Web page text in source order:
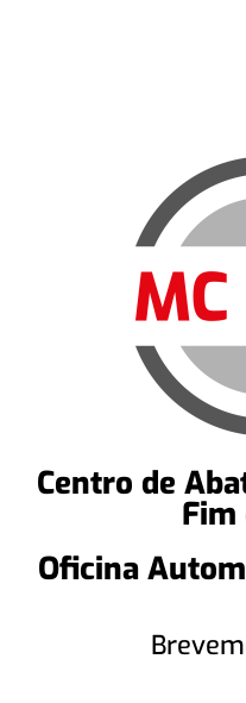
Centro de
Fim
Oficina